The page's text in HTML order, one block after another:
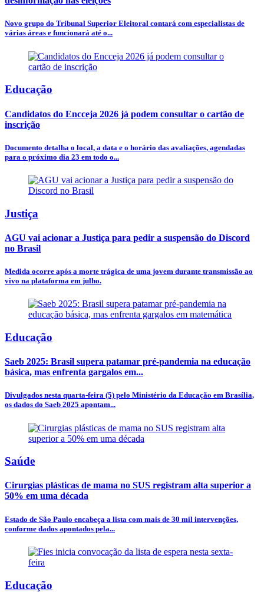
Novo grupo do Tribunal Superior Eleitoral contará com especialistas de
várias áreas e funcionará até o...
Educação
Candidatos do Encceja 2026 já podem consultar o cartão de
inscrição
Documento detalha o local, a data e o horário das avaliações, agendadas
para o próximo dia 23 em todo o...
Justiça
AGU vai acionar a Justiça para pedir a suspensão do Discord
no Brasil
Medida ocorre após a morte trágica de uma jovem durante transmissão ao
vivo na plataforma em julho.
Educação
Saeb 2025: Brasil supera patamar pré-pandemia na educação
básica, mas enfrenta gargalos em...
Divulgados nesta quarta-feira (5) pelo Ministério da Educação em Brasília,
os dados do Saeb 2025 apontam...
Saúde
Cirurgias plásticas de mama no SUS registram alta superior a
50% em uma década
Estado de São Paulo encabeça a lista com mais de 30 mil intervenções,
conforme dados apontados pela...
Educação